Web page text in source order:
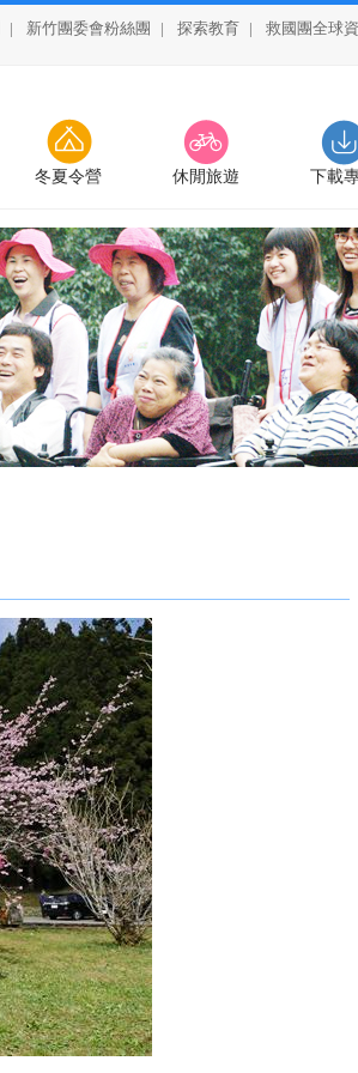
| 新竹團委會粉絲團 | 探索教育 | 救國團全球
冬夏令營 休閒旅遊 下載